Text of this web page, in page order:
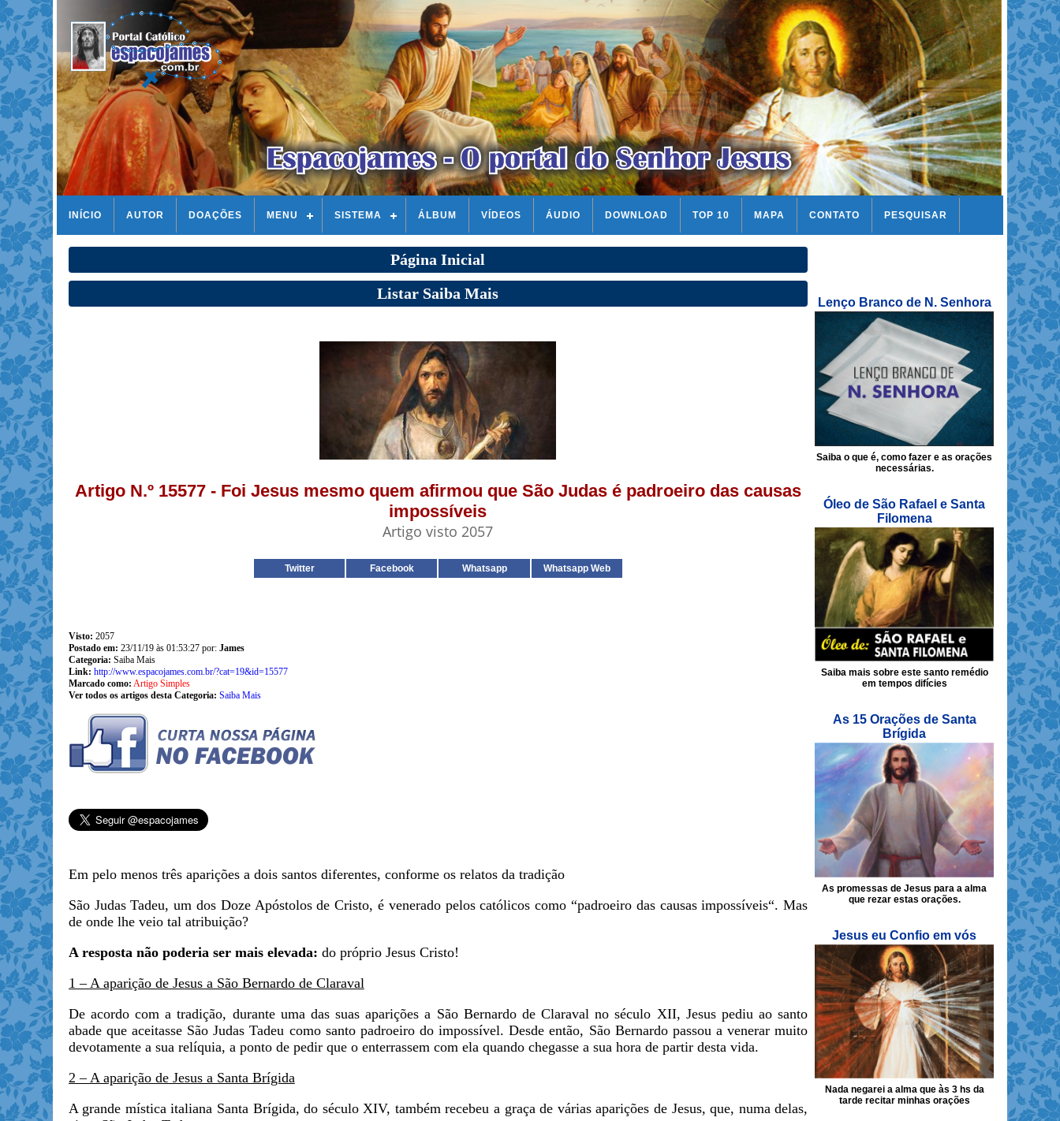
INÍCIO AUTOR DOAÇÕES MENU SISTEMA ÁLBUM VÍDEOS ÁUDIO DOWNLOAD TOP 10 MAPA CONTATO PESQUISAR
Página Inicial
Listar Saiba Mais
Artigo N.º 15577 - Foi Jesus mesmo quem afirmou que São Judas é padroeiro das causas
impossíveis
Artigo visto 2057
Twitter Facebook Whatsapp Whatsapp Web
Visto: 2057
Postado em: 23/11/19 às 01:53:27 por: James
Categoria: Saiba Mais
Link: http://www.espacojames.com.br/?cat=19&id=15577
Marcado como: Artigo Simples
Ver todos os artigos desta Categoria: Saiba Mais
Em pelo menos três aparições a dois santos diferentes, conforme os relatos da tradição
São Judas Tadeu, um dos Doze Apóstolos de Cristo, é venerado pelos católicos como “padroeiro das causas impossíveis“. Mas
de onde lhe veio tal atribuição?
A resposta não poderia ser mais elevada: do próprio Jesus Cristo!
1 – A aparição de Jesus a São Bernardo de Claraval
De acordo com a tradição, durante uma das suas aparições a São Bernardo de Claraval no século XII, Jesus pediu ao santo
abade que aceitasse São Judas Tadeu como santo padroeiro do impossível. Desde então, São Bernardo passou a venerar muito
devotamente a sua relíquia, a ponto de pedir que o enterrassem com ela quando chegasse a sua hora de partir desta vida.
2 – A aparição de Jesus a Santa Brígida
A grande mística italiana Santa Brígida, do século XIV, também recebeu a graça de várias aparições de Jesus, que, numa delas,
Lenço Branco de N. Senhora
Saiba o que é, como fazer e as orações
necessárias.
Óleo de São Rafael e Santa
Filomena
Saiba mais sobre este santo remédio
em tempos difícies
As 15 Orações de Santa
Brígida
As promessas de Jesus para a alma
que rezar estas orações.
Jesus eu Confio em vós
Nada negarei a alma que às 3 hs da
tarde recitar minhas orações